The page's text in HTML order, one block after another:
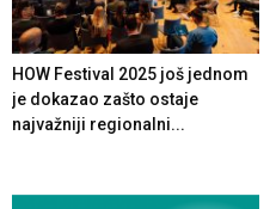
HOW Festival 2025 još jednom
je dokazao zašto ostaje
najvažniji regionalni...